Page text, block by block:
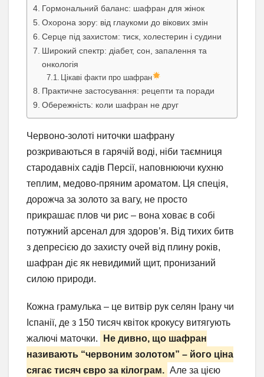
Гормональний баланс: шафран для жінок
Охорона зору: від глаукоми до вікових змін
Серце під захистом: тиск, холестерин і судини
Широкий спектр: діабет, сон, запалення та
онкологія
Цікаві факти про шафран
Практичне застосування: рецепти та поради
Обережність: коли шафран не друг
Червоно-золоті ниточки шафрану
розкриваються в гарячій воді, ніби таємниця
стародавніх садів Персії, наповнюючи кухню
теплим, медово-пряним ароматом. Ця спеція,
дорожча за золото за вагу, не просто
прикрашає плов чи рис – вона ховає в собі
потужний арсенал для здоров’я. Від тихих битв
з депресією до захисту очей від плину років,
шафран діє як невидимий щит, пронизаний
силою природи.
Кожна грамулька – це витвір рук селян Ірану чи
Іспанії, де з 150 тисяч квіток крокусу витягують
жалючі маточки.
Не дивно, що шафран
називають “червоним золотом” – його ціна
сягає тисяч євро за кілограм. Але за цією